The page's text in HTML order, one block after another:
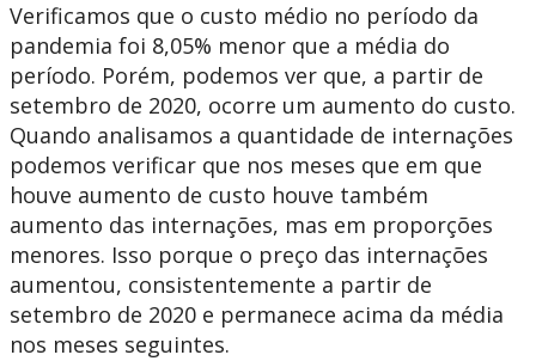
Verificamos que o custo médio no período da
pandemia foi 8,05% menor que a média do
período. Porém, podemos ver que, a partir de
setembro de 2020, ocorre um aumento do custo.
Quando analisamos a quantidade de internações
podemos verificar que nos meses que em que
houve aumento de custo houve também
aumento das internações, mas em proporções
menores. Isso porque o preço das internações
aumentou, consistentemente a partir de
setembro de 2020 e permanece acima da média
nos meses seguintes.